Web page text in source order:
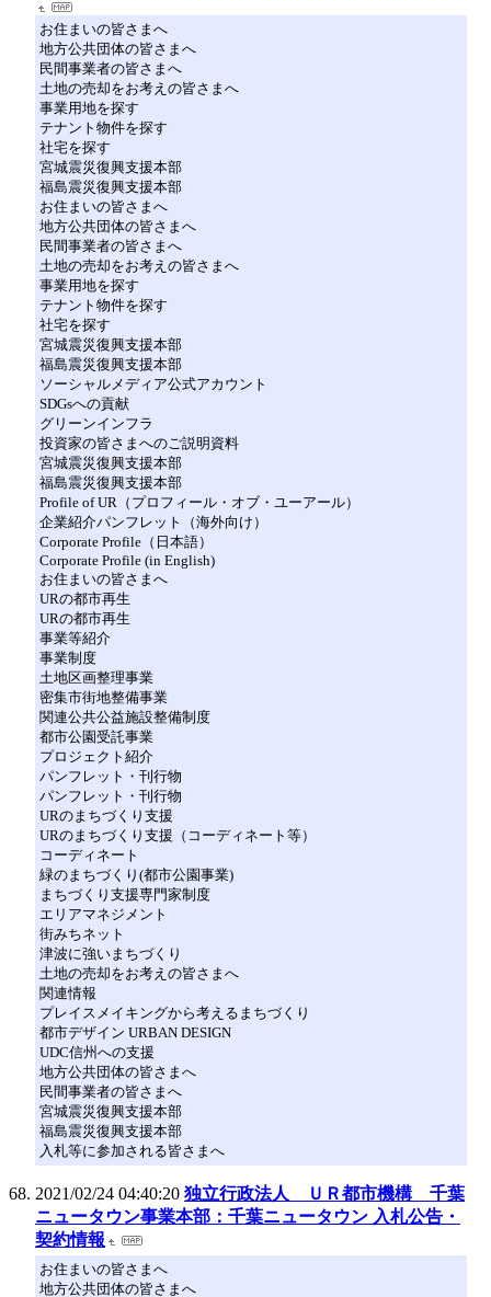
お住まいの皆さまへ
地方公共団体の皆さまへ
民間事業者の皆さまへ
土地の売却をお考えの皆さまへ
事業用地を探す
テナント物件を探す
社宅を探す
宮城震災復興支援本部
福島震災復興支援本部
お住まいの皆さまへ
地方公共団体の皆さまへ
民間事業者の皆さまへ
土地の売却をお考えの皆さまへ
事業用地を探す
テナント物件を探す
社宅を探す
宮城震災復興支援本部
福島震災復興支援本部
ソーシャルメディア公式アカウント
SDGsへの貢献
グリーンインフラ
投資家の皆さまへのご説明資料
宮城震災復興支援本部
福島震災復興支援本部
Profile of UR（プロフィール・オブ・ユーアール）
企業紹介パンフレット（海外向け）
Corporate Profile（日本語）
Corporate Profile (in English)
お住まいの皆さまへ
URの都市再生
URの都市再生
事業等紹介
事業制度
土地区画整理事業
密集市街地整備事業
関連公共公益施設整備制度
都市公園受託事業
プロジェクト紹介
パンフレット・刊行物
パンフレット・刊行物
URのまちづくり支援
URのまちづくり支援（コーディネート等）
コーディネート
緑のまちづくり(都市公園事業)
まちづくり支援専門家制度
エリアマネジメント
街みちネット
津波に強いまちづくり
土地の売却をお考えの皆さまへ
関連情報
プレイスメイキングから考えるまちづくり
都市デザイン URBAN DESIGN
UDC信州への支援
地方公共団体の皆さまへ
民間事業者の皆さまへ
宮城震災復興支援本部
福島震災復興支援本部
入札等に参加される皆さまへ
2021/02/24 04:40:20 独立行政法人 ＵＲ都市機構 千葉
ニュータウン事業本部：千葉ニュータウン 入札公告・
契約情報
お住まいの皆さまへ
地方公共団体の皆さまへ